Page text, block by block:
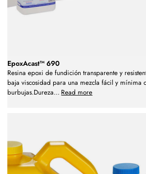
EpoxAcast™ 690
Resina epoxi de fundición transparente y
baja viscosidad para una mezcla fácil y mínima
burbujas.Dureza... Read more